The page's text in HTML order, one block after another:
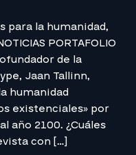
para la humanidad,
PORTAFOLIO
de la
Jaan Tallinn,
humanidad
existenciales» por
año 2100. ¿Cuáles
con […]